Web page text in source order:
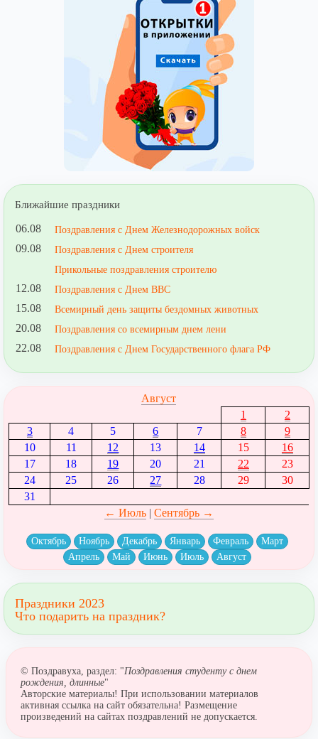
Ближайшие праздники
06.08 Поздравления с Днем Железнодорожных войск
09.08
Поздравления с Днем строителя
Прикольные поздравления строителю
12.08 Поздравления с Днем ВВС
15.08 Всемирный день защиты бездомных животных
20.08 Поздравления со всемирным днем лени
22.08 Поздравления с Днем Государственного флага РФ
Август
1
2
3
4 5 6 7 8
9
10
11 12 13 14 15
16
17
18 19 20 21 22
23
24
25 26 27 28 29
30
31
← Июль| Сентябрь →
Октябрь Ноябрь Декабрь Январь Февраль
Март
Апрель
Май Июнь Июль Август
Праздники 2023
Что подарить на праздник?
© Поздравуха, раздел: "Поздравления студенту с днем
рождения, длинные"
Авторские материалы! При использовании материалов
активная ссылка на сайт обязательна! Размещение
произведений на сайтах поздравлений не допускается.